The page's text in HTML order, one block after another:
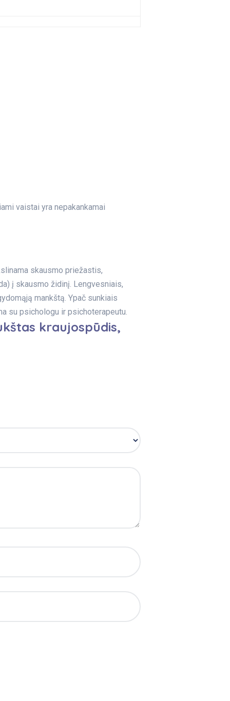
vaistai yra nepakankamai
skausmo priežastis,
į skausmo židinį. Lengvesniais,
mankštą. Ypač sunkiais
su psichologu ir psichoterapeutu.
kraujospūdis,